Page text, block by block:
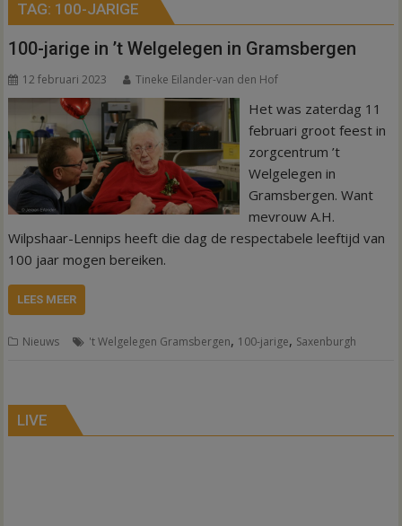
TAG: 100-JARIGE
100-jarige in ’t Welgelegen in Gramsbergen
12 februari 2023 Tineke Eilander-van den Hof
Het was zaterdag 11
februari groot feest in
zorgcentrum ’t
Welgelegen in
Gramsbergen. Want
mevrouw A.H.
Wilpshaar-Lennips heeft die dag de respectabele leeftijd van
100 jaar mogen bereiken.
LEES MEER
Nieuws 't Welgelegen Gramsbergen, 100-jarige, Saxenburgh
LIVE